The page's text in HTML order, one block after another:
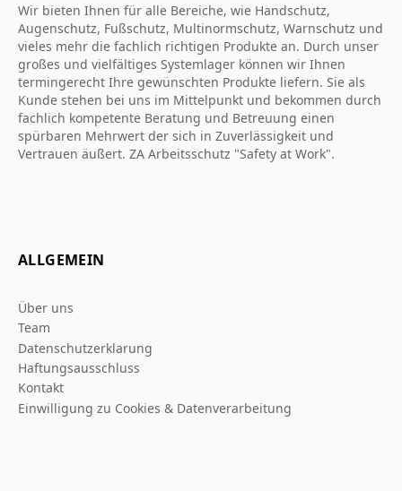
Wir bieten Ihnen für alle Bereiche, wie Handschutz,
Augenschutz, Fußschutz, Multinormschutz, Warnschutz und
vieles mehr die fachlich richtigen Produkte an. Durch unser
großes und vielfältiges Systemlager können wir Ihnen
termingerecht Ihre gewünschten Produkte liefern. Sie als
Kunde stehen bei uns im Mittelpunkt und bekommen durch
fachlich kompetente Beratung und Betreuung einen
spürbaren Mehrwert der sich in Zuverlässigkeit und
Vertrauen äußert. ZA Arbeitsschutz "Safety at Work".
ALLGEMEIN
Über uns
Team
Datenschutzerklarung
Haftungsausschluss
Kontakt
Einwilligung zu Cookies & Datenverarbeitung